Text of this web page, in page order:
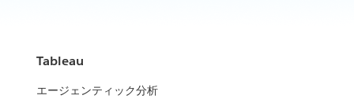
Tableau
エージェンティック分析